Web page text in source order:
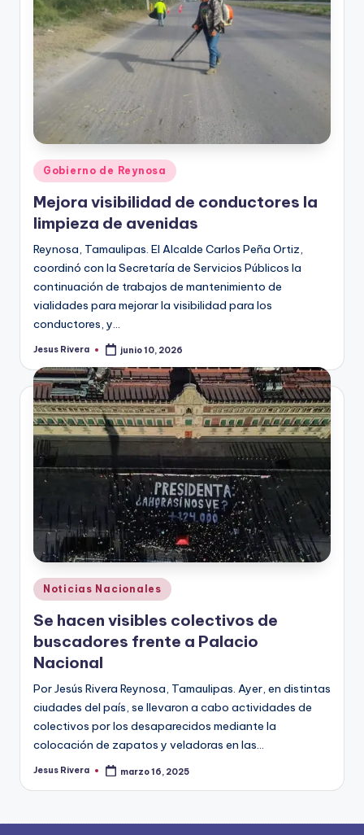
Publicado
en
Gobierno de Reynosa
Mejora visibilidad de conductores la
limpieza de avenidas
Reynosa, Tamaulipas. El Alcalde Carlos Peña Ortiz,
coordinó con la Secretaría de Servicios Públicos la
continuación de trabajos de mantenimiento de
vialidades para mejorar la visibilidad para los
conductores, y…
Publicado
Jesus Rivera junio 10, 2026
Publicado
en
Noticias Nacionales
Se hacen visibles colectivos de
buscadores frente a Palacio
Nacional
Por Jesús Rivera Reynosa, Tamaulipas. Ayer, en distintas
ciudades del país, se llevaron a cabo actividades de
colectivos por los desaparecidos mediante la
colocación de zapatos y veladoras en las…
Publicado
Jesus Rivera marzo 16, 2025